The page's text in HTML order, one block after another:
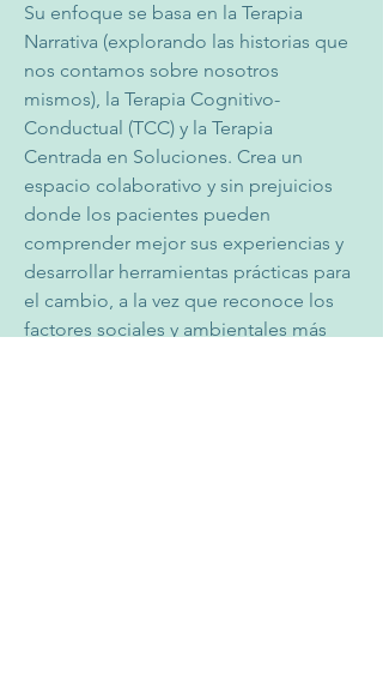
Su enfoque se basa en la Terapia
Narrativa (explorando las historias que
nos contamos sobre nosotros
mismos), la Terapia Cognitivo-
Conductual (TCC) y la Terapia
Centrada en Soluciones. Crea un
espacio colaborativo y sin prejuicios
donde los pacientes pueden
comprender mejor sus experiencias y
desarrollar herramientas prácticas para
el cambio, a la vez que reconoce los
factores sociales y ambientales más